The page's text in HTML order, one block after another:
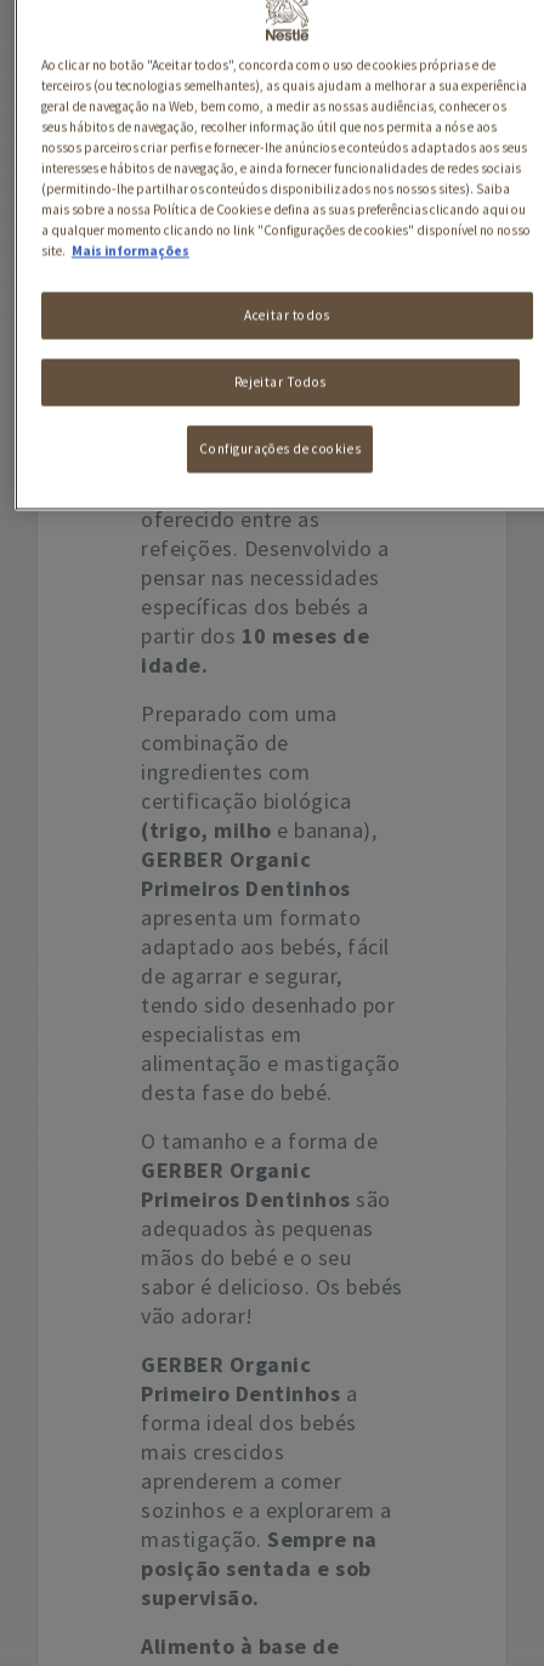
Um novo snack biológico
com o formato e textura
ideal para estimular a
mastigação e entreter os
bebés de forma saborosa
e nutritiva.
Porque os bebés têm
necessidades diferentes
de um adulto,GERBER
Organic Primeiros
Dentinhosé um snack
para o bebé, biológico,
nutritivo à base de trigo e
milho,produzido em
oferecido entre as
refeições. Desenvolvido a
pensar nas necessidades
específicas dos bebés a
partir dos 10 meses de
idade.
Preparado com uma
combinação de
ingredientes com
certificação biológica
(trigo, milho e banana),
GERBER Organic
Primeiros Dentinhos
apresenta um formato
adaptado aos bebés, fácil
de agarrar e segurar,
tendo sido desenhado por
especialistas em
alimentação e mastigação
desta fase do bebé.
O tamanho e a forma de
GERBER Organic
Primeiros Dentinhos são
adequados às pequenas
mãos do bebé e o seu
sabor é delicioso. Os bebés
vão adorar!
GERBER Organic
Primeiro Dentinhos a
forma ideal dos bebés
mais crescidos
aprenderem a comer
sozinhos e a explorarem a
mastigação. Sempre na
posição sentada e sob
supervisão.
Alimento à base de
Ao clicar no botão "Aceitar todos", concorda com o uso de cookies próprias e de
terceiros (ou tecnologias semelhantes), as quais ajudam a melhorar a sua experiência
geral de navegação na Web, bem como, a medir as nossas audiências, conhecer os
seus hábitos de navegação, recolher informação útil que nos permita a nós e aos
nossos parceiros criar perfis e fornecer-lhe anúncios e conteúdos adaptados aos seus
interesses e hábitos de navegação, e ainda fornecer funcionalidades de redes sociais
(permitindo-lhe partilhar os conteúdos disponibilizados nos nossos sites). Saiba
mais sobre a nossa Política de Cookies e defina as suas preferências clicando aqui ou
a qualquer momento clicando no link "Configurações de cookies" disponível no nosso
site. Mais informações
Rejeitar Todos
Aceitar todos
Configurações de cookies